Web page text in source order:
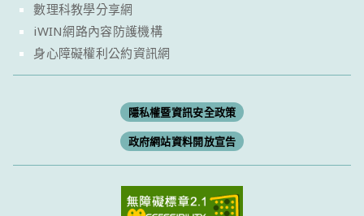
數理科教學分享網
iWIN網路內容防護機構
身心障礙權利公約資訊網
隱私權暨資訊安全政策
政府網站資料開放宣告